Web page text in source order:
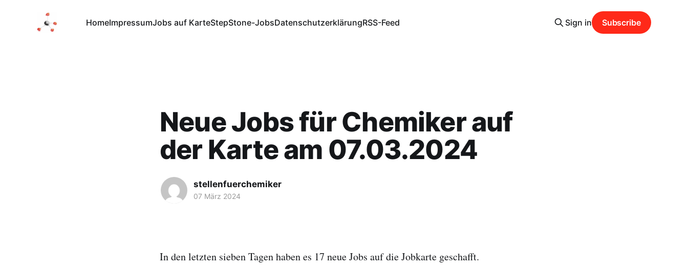
HomeImpressumJobs auf KarteStepStone-JobsDatenschutzerklärungRSS-Feed Sign in Subscribe
Neue Jobs für Chemiker auf
der Karte am 07.03.2024
stellenfuerchemiker
07 März 2024
In den letzten sieben Tagen haben es 17 neue Jobs auf die Jobkarte geschafft.